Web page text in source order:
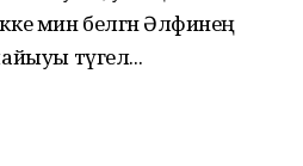
мин белгән Әлфиәнең
түгел...